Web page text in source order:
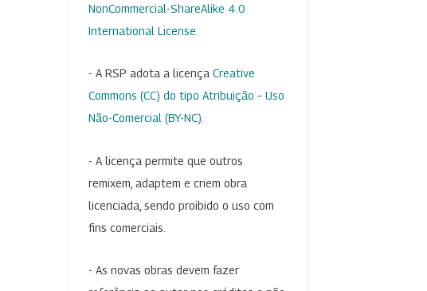
NonCommercial-ShareAlike 4.0
International License
- A RSP adota a licença Creative
Commons (CC) do tipo Atribuição – Uso
Não-Comercial (BY-NC)
- A licença permite que outros
remixem, adaptem e criem obra
licenciada, sendo proibido o uso com
fins comerciais.
- As novas obras devem fazer